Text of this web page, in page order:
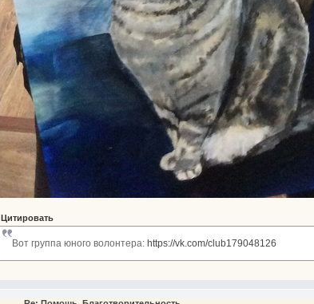
Цитировать
Вот группа юного волонтера: https://vk.com/club179048126